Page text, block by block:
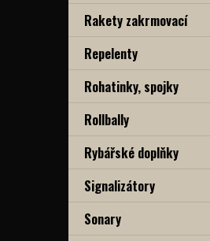
Rakety zakrmovací
Repelenty
Rohatinky, spojky
Rollbally
Rybářské doplňky
Signalizátory
Sonary